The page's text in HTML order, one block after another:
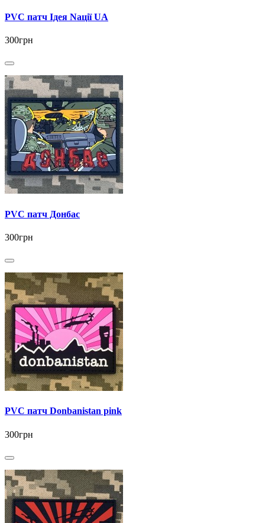
PVC патч Ідея Nації UA
300грн
PVC патч Донбас
300грн
PVC патч Donbanistan pink
300грн